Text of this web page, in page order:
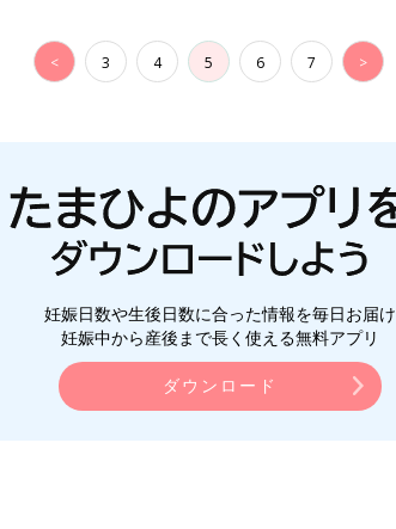
< 3 4 5 6 7 >
妊娠日数や生後日数に合った情報を毎日お届け
妊娠中から産後まで長く使える無料アプリ
ダウンロード